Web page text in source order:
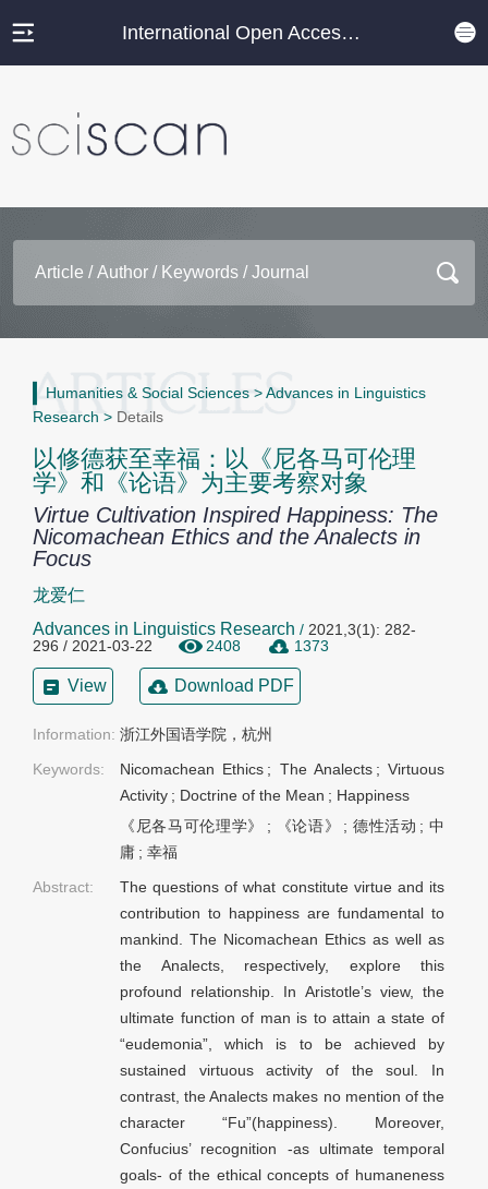
International Open Access Journal Platform
Humanities & Social Sciences >Advances in Linguistics
Research > Details
以修德获至幸福：以《尼各马可伦理
学》和《论语》为主要考察对象
Virtue Cultivation Inspired Happiness: The
Nicomachean Ethics and the Analects in
Focus
龙爱仁
Advances in Linguistics Research / 2021,3(1): 282-
296 / 2021-03-22
2408 1373
View Download PDF
Information: 浙江外国语学院，杭州
Keywords:
Nicomachean Ethics ; The Analects ;Virtuous
Activity ; Doctrine of the Mean ; Happiness
《尼各马可伦理学》
; 《论语》 ; 德性活动 ;中
庸 ; 幸福
Abstract:
The questions of what constitute virtue and its
contribution to happiness are fundamental to
mankind. The Nicomachean Ethics as well as
the Analects, respectively, explore this
profound relationship. In Aristotle’s view, the
ultimate function of man is to attain a state of
“eudemonia”, which is to be achieved by
sustained virtuous activity of the soul. In
contrast, the Analects makes no mention of the
character “Fu”(happiness). Moreover,
Confucius’ recognition -as ultimate temporal
goals- of the ethical concepts of humaneness